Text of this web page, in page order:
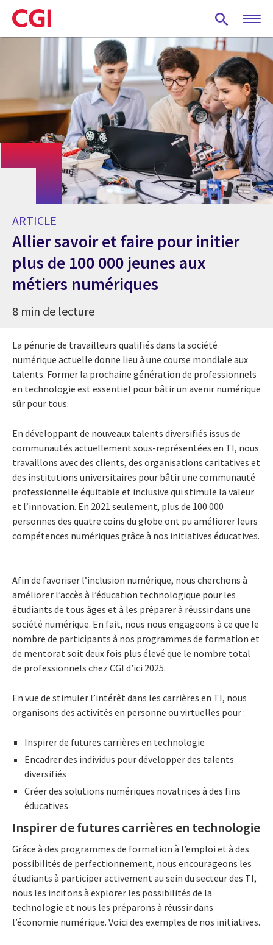
Skip
to
main
ARTICLE
Allier savoir et faire pour initier
plus de 100 000 jeunes aux
métiers numériques
8 min de lecture
La pénurie de travailleurs qualifiés dans la société
numérique actuelle donne lieu à une course mondiale aux
talents. Former la prochaine génération de professionnels
en technologie est essentiel pour bâtir un avenir numérique
sûr pour tous.
En développant de nouveaux talents diversifiés issus de
communautés actuellement sous-représentées en TI, nous
travaillons avec des clients, des organisations caritatives et
des institutions universitaires pour bâtir une communauté
professionnelle équitable et inclusive qui stimule la valeur
et l’innovation. En 2021 seulement, plus de 100 000
personnes des quatre coins du globe ont pu améliorer leurs
compétences numériques grâce à nos initiatives éducatives.
Afin de favoriser l’inclusion numérique, nous cherchons à
améliorer l’accès à l’éducation technologique pour les
étudiants de tous âges et à les préparer à réussir dans une
société numérique. En fait, nous nous engageons à ce que le
nombre de participants à nos programmes de formation et
de mentorat soit deux fois plus élevé que le nombre total
de professionnels chez CGI d’ici 2025.
En vue de stimuler l’intérêt dans les carrières en TI, nous
organisons des activités en personne ou virtuelles pour :
Inspirer de futures carrières en technologie
Encadrer des individus pour développer des talents
diversifiés
Créer des solutions numériques novatrices à des fins
éducatives
Inspirer de futures carrières en technologie
Grâce à des programmes de formation à l’emploi et à des
possibilités de perfectionnement, nous encourageons les
étudiants à participer activement au sein du secteur des TI,
nous les incitons à explorer les possibilités de la
technologie et nous les préparons à réussir dans
l’économie numérique. Voici des exemples de nos initiatives.